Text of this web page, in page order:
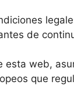
de
web,
que